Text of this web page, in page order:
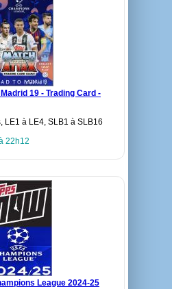
19 - Trading Card -
LE1 à LE4, SLB1 à SLB16
22h12
League 2024-25